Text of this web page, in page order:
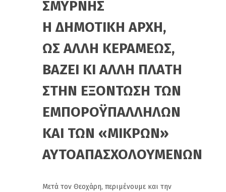
ΣΜΥΡΝΗΣ
Η ΔΗΜΟΤΙΚΗ ΑΡΧΗ,
ΩΣ ΑΛΛΗ ΚΕΡΑΜΕΩΣ,
ΒΑΖΕΙ ΚΙ ΑΛΛΗ ΠΛΑΤΗ
ΣΤΗΝ ΕΞΟΝΤΩΣΗ ΤΩΝ
ΕΜΠΟΡΟΫΠΑΛΛΗΛΩΝ
ΚΑΙ ΤΩΝ «ΜΙΚΡΩΝ»
ΑΥΤΟΑΠΑΣΧΟΛΟΥΜΕΝΩΝ
Μετά τον Θεοχάρη, περιμένουμε και την